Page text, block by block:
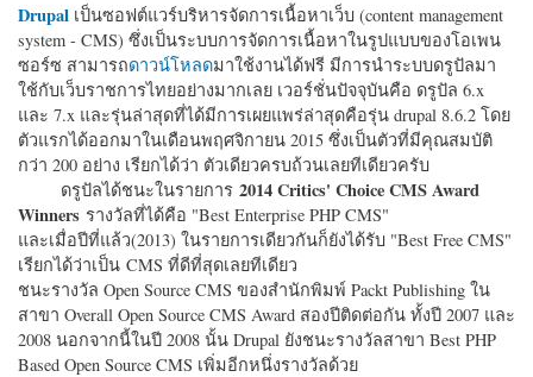
Drupal เป็นซอฟต์แวร์บริหารจัดการเนื้อหาเว็บ (content management
system - CMS) ซึ่งเป็นระบบการจัดการเนื้อหาในรูปแบบของโอเพน
ซอร์ซ สามารถดาวน์โหลดมาใช้งานได้ฟรี มีการนำระบบดรูปัลมา
ใช้กับเว็บราชการไทยอย่างมากเลย เวอร์ชั่นปัจจุบันคือ ดรูปัล 6.x
และ 7.x และรุ่นล่าสุดที่ได้มีการเผยแพร่ล่าสุดคือรุ่น drupal 8.6.2 โดย
ตัวแรกได้ออกมาในเดือนพฤศจิกายน 2015 ซึ่งเป็นตัวที่มีคุณสมบัติ
กว่า 200 อย่าง เรียกได้ว่า ตัวเดียวครบถ้วนเลยทีเดียวครับ
ดรูปัลได้ชนะในรายการ 2014 Critics' Choice CMS Award
Winners รางวัลที่ได้คือ "Best Enterprise PHP CMS"
และเมื่อปีที่แล้ว(2013) ในรายการเดียวกันก็ยังได้รับ "Best Free CMS"
เรียกได้ว่าเป็น CMS ที่ดีที่สุดเลยทีเดียว
ชนะรางวัล Open Source CMS ของสำนักพิมพ์ Packt Publishing ใน
สาขา Overall Open Source CMS Award สองปีติดต่อกัน ทั้งปี 2007 และ
2008 นอกจากนี้ในปี 2008 นั้น Drupal ยังชนะรางวัลสาขา Best PHP
Based Open Source CMS เพิ่มอีกหนึ่งรางวัลด้วย